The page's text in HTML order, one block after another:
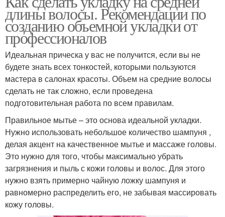
длины волосы. Рекомендации по
созданию объемной укладки от
профессионалов
Идеальная прическа у вас не получится, если вы не
будете знать всех тонкостей, которыми пользуются
мастера в салонах красоты. Объем на средние волосы
сделать не так сложно, если проведена
подготовительная работа по всем правилам.
Правильное мытье – это основа идеальной укладки.
Нужно использовать небольшое количество шампуня ,
делая акцент на качественное мытье и массаже головы.
Это нужно для того, чтобы максимально убрать
загрязнения и пыль с кожи головы и волос. Для этого
нужно взять примерно чайную ложку шампуня и
равномерно распределить его, не забывая массировать
кожу головы.